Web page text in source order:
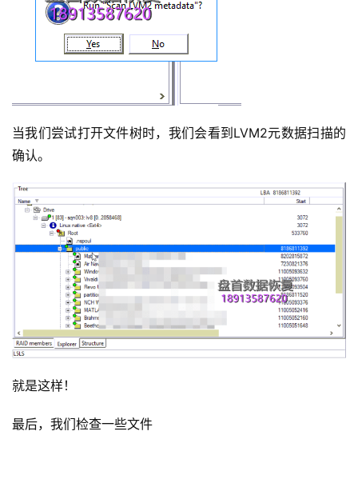
当我们尝试打开文件树时，我们会看到LVM2元数据扫描的
确认。
就是这样！
最后，我们检查一些文件